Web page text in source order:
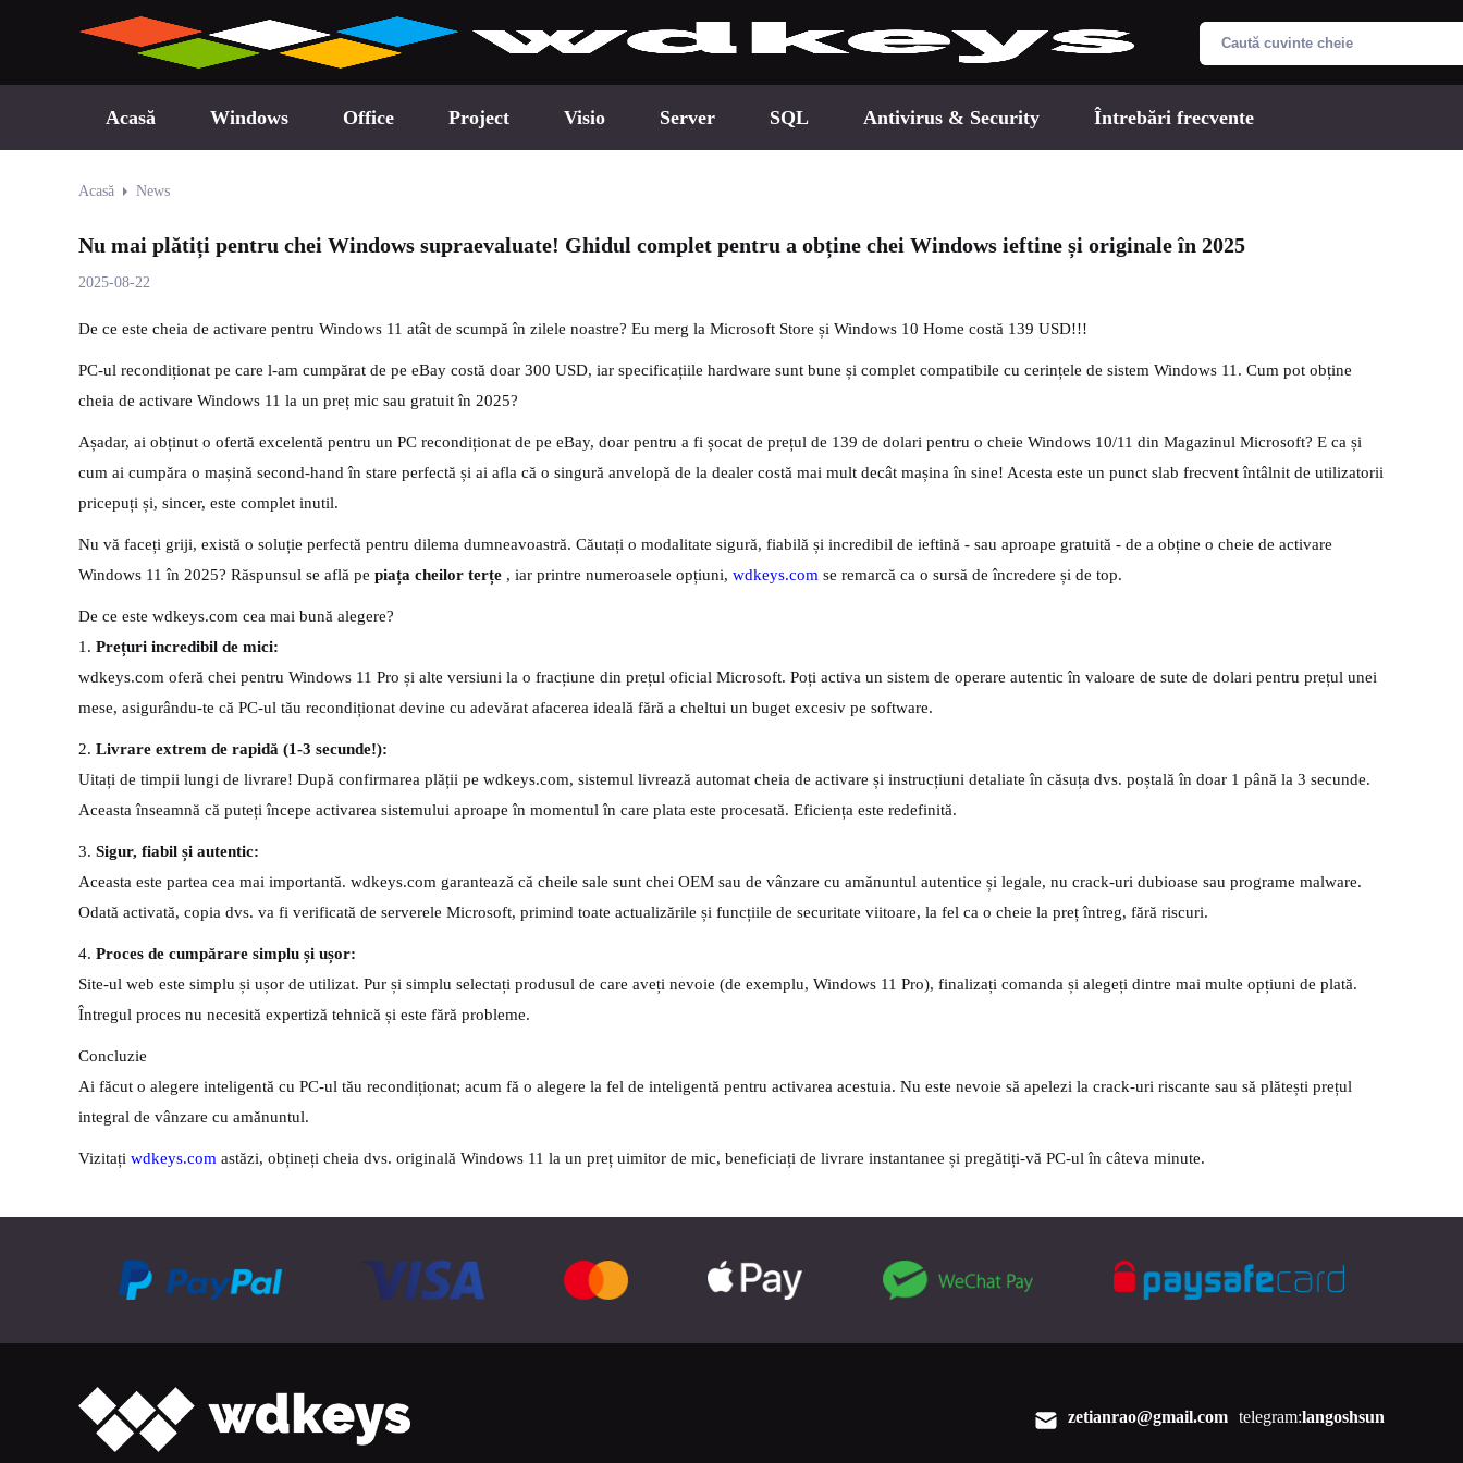
Acasă Windows Office Project Visio Server SQL Antivirus & Security Întrebări frecvente
Acasă News
Nu mai plătiți pentru chei Windows supraevaluate! Ghidul complet pentru a obține chei Windows ieftine și originale în 2025
2025-08-22
De ce este cheia de activare pentru Windows 11 atât de scumpă în zilele noastre? Eu merg la Microsoft Store și Windows 10 Home costă 139 USD!!!
PC-ul recondiționat pe care l-am cumpărat de pe eBay costă doar 300 USD, iar specificațiile hardware sunt bune și complet compatibile cu cerințele de sistem Windows 11. Cum pot obține
cheia de activare Windows 11 la un preț mic sau gratuit în 2025?
Așadar, ai obținut o ofertă excelentă pentru un PC recondiționat de pe eBay, doar pentru a fi șocat de prețul de 139 de dolari pentru o cheie Windows 10/11 din Magazinul Microsoft? E ca și
cum ai cumpăra o mașină second-hand în stare perfectă și ai afla că o singură anvelopă de la dealer costă mai mult decât mașina în sine! Acesta este un punct slab frecvent întâlnit de utilizatorii
pricepuți și, sincer, este complet inutil.
Nu vă faceți griji, există o soluție perfectă pentru dilema dumneavoastră. Căutați o modalitate sigură, fiabilă și incredibil de ieftină - sau aproape gratuită - de a obține o cheie de activare
Windows 11 în 2025? Răspunsul se află pe piața cheilor terțe , iar printre numeroasele opțiuni, wdkeys.com se remarcă ca o sursă de încredere și de top.
De ce este wdkeys.com cea mai bună alegere?
1. Prețuri incredibil de mici:
wdkeys.com oferă chei pentru Windows 11 Pro și alte versiuni la o fracțiune din prețul oficial Microsoft. Poți activa un sistem de operare autentic în valoare de sute de dolari pentru prețul unei
mese, asigurându-te că PC-ul tău recondiționat devine cu adevărat afacerea ideală fără a cheltui un buget excesiv pe software.
2. Livrare extrem de rapidă (1-3 secunde!):
Uitați de timpii lungi de livrare! După confirmarea plății pe wdkeys.com, sistemul livrează automat cheia de activare și instrucțiuni detaliate în căsuța dvs. poștală în doar 1 până la 3 secunde.
Aceasta înseamnă că puteți începe activarea sistemului aproape în momentul în care plata este procesată. Eficiența este redefinită.
3. Sigur, fiabil și autentic:
Aceasta este partea cea mai importantă. wdkeys.com garantează că cheile sale sunt chei OEM sau de vânzare cu amănuntul autentice și legale, nu crack-uri dubioase sau programe malware.
Odată activată, copia dvs. va fi verificată de serverele Microsoft, primind toate actualizările și funcțiile de securitate viitoare, la fel ca o cheie la preț întreg, fără riscuri.
4. Proces de cumpărare simplu și ușor:
Site-ul web este simplu și ușor de utilizat. Pur și simplu selectați produsul de care aveți nevoie (de exemplu, Windows 11 Pro), finalizați comanda și alegeți dintre mai multe opțiuni de plată.
Întregul proces nu necesită expertiză tehnică și este fără probleme.
Concluzie
Ai făcut o alegere inteligentă cu PC-ul tău recondiționat; acum fă o alegere la fel de inteligentă pentru activarea acestuia. Nu este nevoie să apelezi la crack-uri riscante sau să plătești prețul
integral de vânzare cu amănuntul.
Vizitați wdkeys.com astăzi, obțineți cheia dvs. originală Windows 11 la un preț uimitor de mic, beneficiați de livrare instantanee și pregătiți-vă PC-ul în câteva minute.
zetianrao@gmail.com telegram:langoshsun